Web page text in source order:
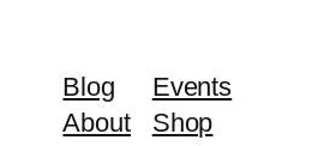
Blog
About
Events
Shop